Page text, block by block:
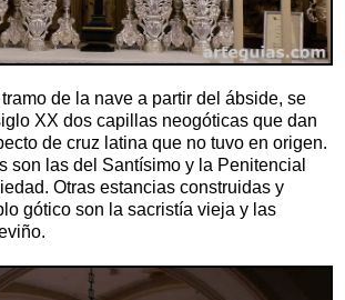
de la nave a partir del ábside, se
XX dos capillas neogóticas que dan
de cruz latina que no tuvo en origen.
son las del Santísimo y la Penitencial
Otras estancias construidas y
gótico son la sacristía vieja y las